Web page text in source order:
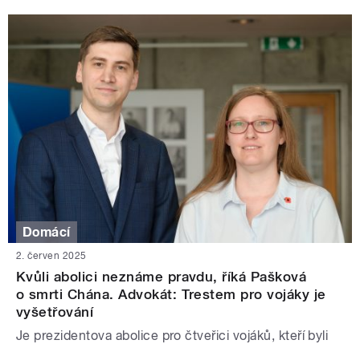
Domácí
2. červen 2025
Kvůli abolici neznáme pravdu, říká Pašková
o smrti Chána. Advokát: Trestem pro vojáky je
vyšetřování
Je prezidentova abolice pro čtveřici vojáků, kteří byli